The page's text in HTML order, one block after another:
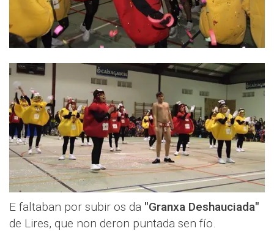
E faltaban por subir os da "Granxa Deshauciada"
de Lires, que non deron puntada sen fío.